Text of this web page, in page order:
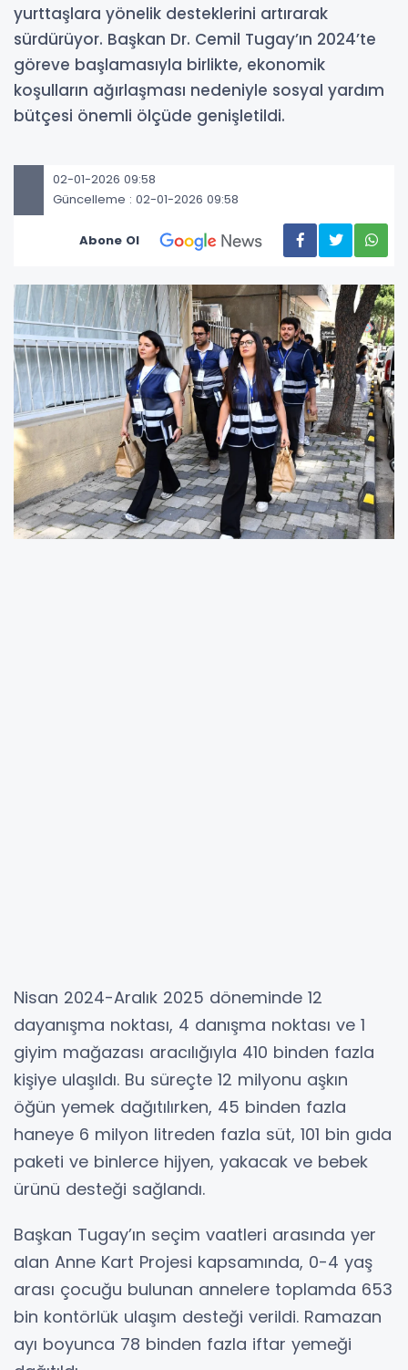
yurttaşlara yönelik desteklerini artırarak
sürdürüyor. Başkan Dr. Cemil Tugay’ın 2024’te
göreve başlamasıyla birlikte, ekonomik
koşulların ağırlaşması nedeniyle sosyal yardım
bütçesi önemli ölçüde genişletildi.
02-01-2026 09:58
Güncelleme : 02-01-2026 09:58
Abone Ol
Nisan 2024-Aralık 2025 döneminde 12
dayanışma noktası, 4 danışma noktası ve 1
giyim mağazası aracılığıyla 410 binden fazla
kişiye ulaşıldı. Bu süreçte 12 milyonu aşkın
öğün yemek dağıtılırken, 45 binden fazla
haneye 6 milyon litreden fazla süt, 101 bin gıda
paketi ve binlerce hijyen, yakacak ve bebek
ürünü desteği sağlandı.
Başkan Tugay’ın seçim vaatleri arasında yer
alan Anne Kart Projesi kapsamında, 0-4 yaş
arası çocuğu bulunan annelere toplamda 653
bin kontörlük ulaşım desteği verildi. Ramazan
ayı boyunca 78 binden fazla iftar yemeği